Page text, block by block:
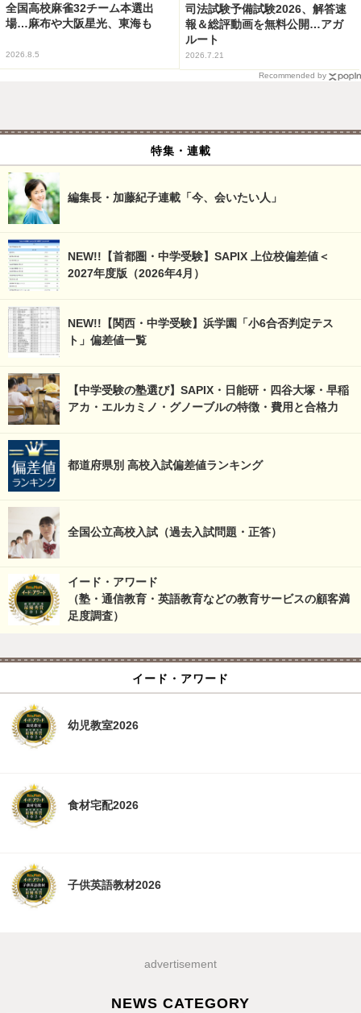
全国高校麻雀32チーム本選出
場…麻布や大阪星光、東海も
2026.8.5
司法試験予備試験2026、解答速
報＆総評動画を無料公開…アガ
ルート
2026.7.21
Recommended by
特集・連載
編集長・加藤紀子連載「今、会いたい人」
NEW!!【首都圏・中学受験】SAPIX 上位校偏差値＜
2027年度版（2026年4月）
NEW!!【関西・中学受験】浜学園「小6合否判定テス
ト」偏差値一覧
【中学受験の塾選び】SAPIX・日能研・四谷大塚・早稲
アカ・エルカミノ・グノーブルの特徴・費用と合格力
都道府県別 高校入試偏差値ランキング
全国公立高校入試（過去入試問題・正答）
イード・アワード
（塾・通信教育・英語教育などの教育サービスの顧客満
足度調査）
イード・アワード
幼児教室2026
食材宅配2026
子供英語教材2026
advertisement
NEWS CATEGORY